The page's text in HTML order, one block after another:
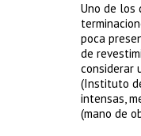
Uno de los
poca
de
considerar
(Instituto
intensas,
(mano de